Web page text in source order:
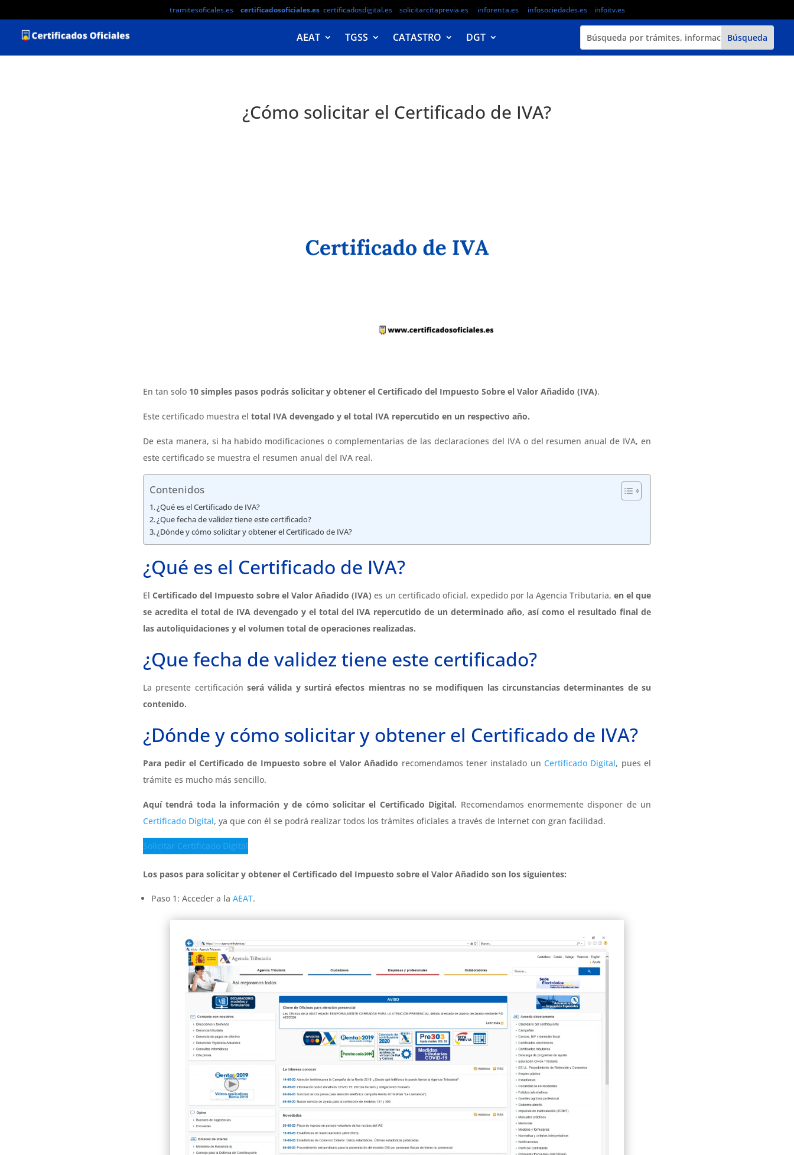
tramitesoficales.es certificadosoficiales.es certificadosdigital.es solicitarcitaprevia.es inforenta.es infosociedades.es infoitv.es
AEAT TGSS CATASTRO DGT
¿Cómo solicitar el Certificado de IVA?
En tan solo 10 simples pasos podrás solicitar y obtener el Certificado del Impuesto Sobre el Valor Añadido (IVA).
Este certificado muestra el total IVA devengado y el total IVA repercutido en un respectivo año.
De esta manera, si ha habido modificaciones o complementarias de las declaraciones del IVA o del resumen anual de IVA, en
este certificado se muestra el resumen anual del IVA real.
Contenidos
¿Qué es el Certificado de IVA?
¿Que fecha de validez tiene este certificado?
¿Dónde y cómo solicitar y obtener el Certificado de IVA?
¿Qué es el Certificado de IVA?
El Certificado del Impuesto sobre el Valor Añadido (IVA) es un certificado oficial, expedido por la Agencia Tributaria,en el que
se acredita el total de IVA devengado y el total del IVA repercutido de un determinado año, así como el resultado final de
las autoliquidaciones y el volumen total de operaciones realizadas.
¿Que fecha de validez tiene este certificado?
La presente certificación será válida y surtirá efectos mientras no se modifiquen las circunstancias determinantes de su
contenido.
¿Dónde y cómo solicitar y obtener el Certificado de IVA?
Para pedir el Certificado de Impuesto sobre el Valor Añadido recomendamos tener instalado un Certificado Digital, pues el
trámite es mucho más sencillo.
Aquí tendrá toda la información y de cómo solicitar el Certificado Digital. Recomendamos enormemente disponer de un
Certificado Digital, ya que con él se podrá realizar todos los trámites oficiales a través de Internet con gran facilidad.
Solicitar Certificado Digital
Los pasos para solicitar y obtener el Certificado del Impuesto sobre el Valor Añadido son los siguientes:
Paso 1: Acceder a la AEAT.